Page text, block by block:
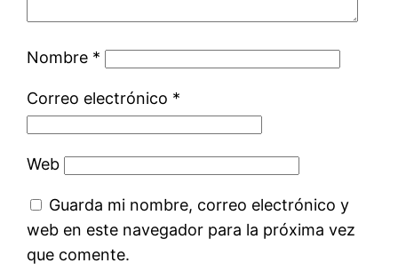
Nombre *
Correo electrónico *
Web
Guarda mi nombre, correo electrónico y
web en este navegador para la próxima vez
que comente.